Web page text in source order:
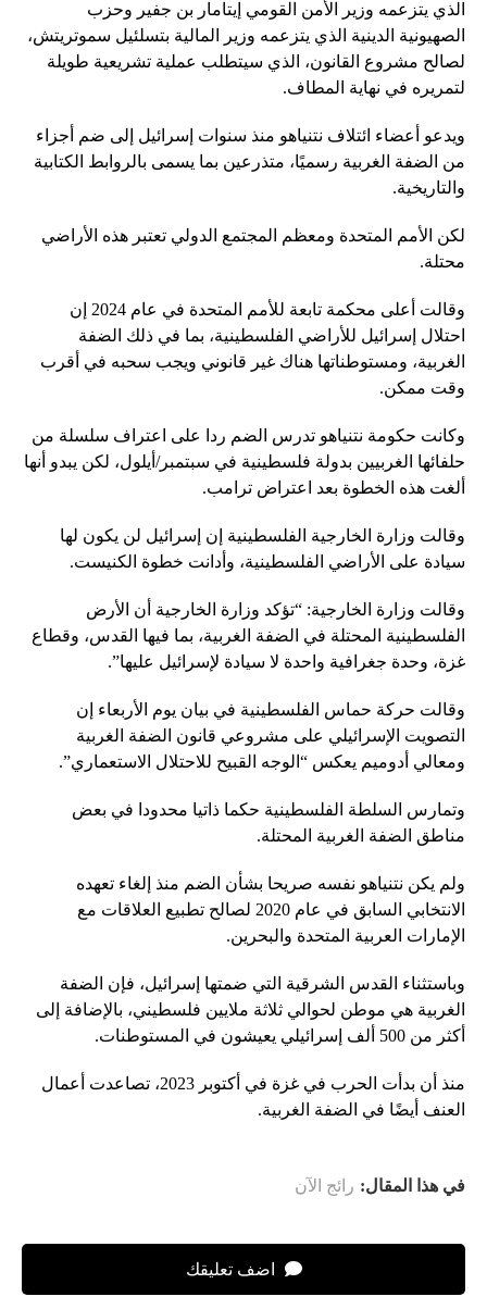
الذي يتزعمه وزير الأمن القومي إيتامار بن جفير وحزب
الصهيونية الدينية الذي يتزعمه وزير المالية بتسلئيل سموتريتش،
لصالح مشروع القانون، الذي سيتطلب عملية تشريعية طويلة
لتمريره في نهاية المطاف.
ويدعو أعضاء ائتلاف نتنياهو منذ سنوات إسرائيل إلى ضم أجزاء
من الضفة الغربية رسميًا، متذرعين بما يسمى بالروابط الكتابية
والتاريخية.
لكن الأمم المتحدة ومعظم المجتمع الدولي تعتبر هذه الأراضي
محتلة.
وقالت أعلى محكمة تابعة للأمم المتحدة في عام 2024 إن
احتلال إسرائيل للأراضي الفلسطينية، بما في ذلك الضفة
الغربية، ومستوطناتها هناك غير قانوني ويجب سحبه في أقرب
وقت ممكن.
وكانت حكومة نتنياهو تدرس الضم ردا على اعتراف سلسلة من
حلفائها الغربيين بدولة فلسطينية في سبتمبر/أيلول، لكن يبدو أنها
ألغت هذه الخطوة بعد اعتراض ترامب.
وقالت وزارة الخارجية الفلسطينية إن إسرائيل لن يكون لها
سيادة على الأراضي الفلسطينية، وأدانت خطوة الكنيست.
وقالت وزارة الخارجية: “تؤكد وزارة الخارجية أن الأرض
الفلسطينية المحتلة في الضفة الغربية، بما فيها القدس، وقطاع
غزة، وحدة جغرافية واحدة لا سيادة لإسرائيل عليها”.
وقالت حركة حماس الفلسطينية في بيان يوم الأربعاء إن
التصويت الإسرائيلي على مشروعي قانون الضفة الغربية
ومعالي أدوميم يعكس “الوجه القبيح للاحتلال الاستعماري”.
وتمارس السلطة الفلسطينية حكما ذاتيا محدودا في بعض
مناطق الضفة الغربية المحتلة.
ولم يكن نتنياهو نفسه صريحا بشأن الضم منذ إلغاء تعهده
الانتخابي السابق في عام 2020 لصالح تطبيع العلاقات مع
الإمارات العربية المتحدة والبحرين.
وباستثناء القدس الشرقية التي ضمتها إسرائيل، فإن الضفة
الغربية هي موطن لحوالي ثلاثة ملايين فلسطيني، بالإضافة إلى
أكثر من 500 ألف إسرائيلي يعيشون في المستوطنات.
منذ أن بدأت الحرب في غزة في أكتوبر 2023، تصاعدت أعمال
العنف أيضًا في الضفة الغربية.
في هذا المقال: رائج الآن
اضف تعليقك